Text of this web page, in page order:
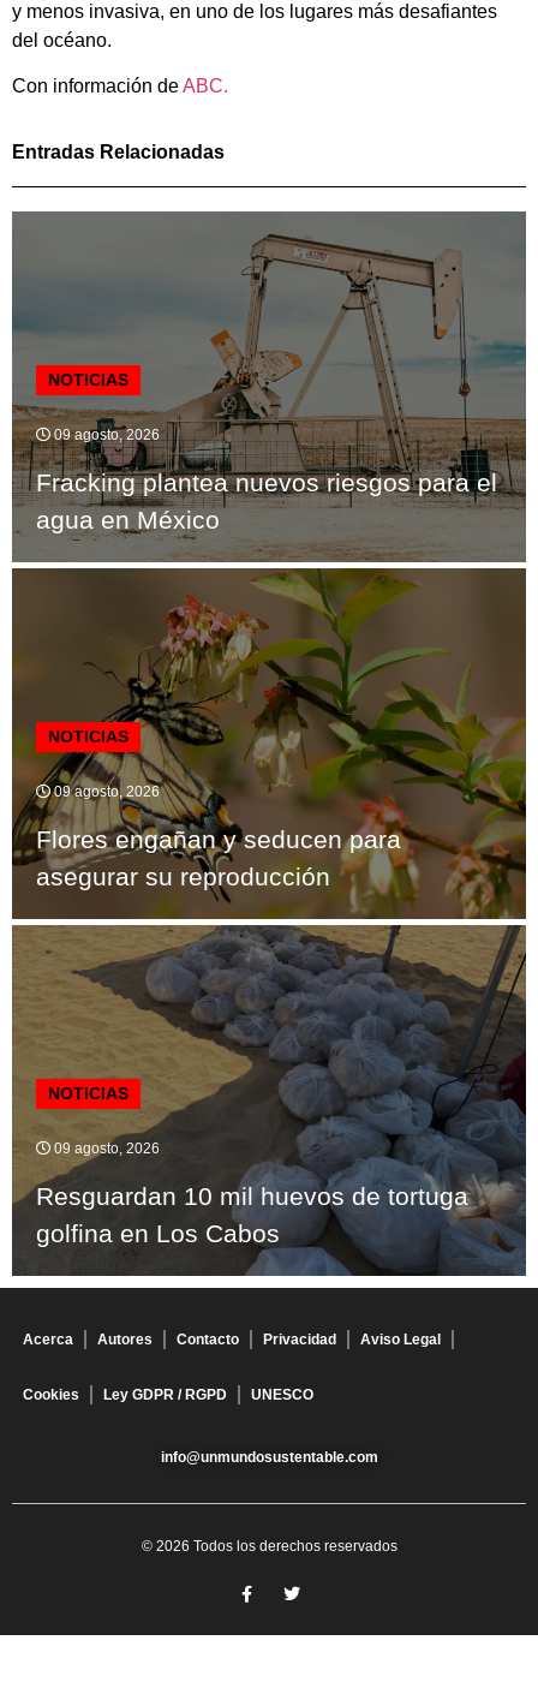
y menos invasiva, en uno de los lugares más desafiantes
del océano.
Con información deABC.
Entradas Relacionadas
NOTICIAS
09 agosto, 2026
Fracking plantea nuevos riesgos para el
agua en México
NOTICIAS
09 agosto, 2026
Flores engañan y seducen para
asegurar su reproducción
NOTICIAS
09 agosto, 2026
Resguardan 10 mil huevos de tortuga
golfina en Los Cabos
Acerca Autores Contacto Privacidad Aviso Legal
Cookies Ley GDPR / RGPD UNESCO
info@unmundosustentable.com
© 2026 Todos los derechos reservados